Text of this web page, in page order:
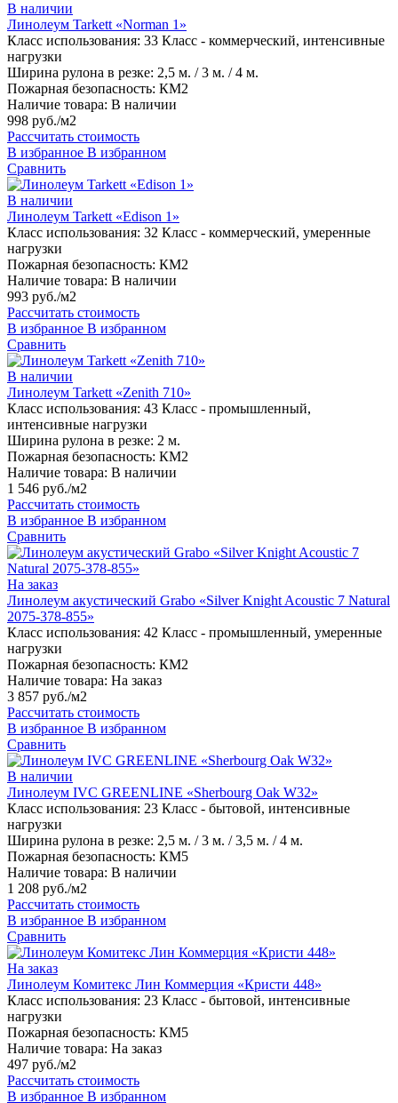
В наличии
Линолеум Tarkett «Norman 1»
Класс использования: 33 Класс - коммерческий, интенсивные
нагрузки
Ширина рулона в резке: 2,5 м. / 3 м. / 4 м.
Пожарная безопасность: КМ2
Наличие товара: В наличии
998 руб./м2
Рассчитать стоимость
В избранное В избранном
Сравнить
В наличии
Линолеум Tarkett «Edison 1»
Класс использования: 32 Класс - коммерческий, умеренные
нагрузки
Пожарная безопасность: КМ2
Наличие товара: В наличии
993 руб./м2
Рассчитать стоимость
В избранное В избранном
Сравнить
В наличии
Линолеум Tarkett «Zenith 710»
Класс использования: 43 Класс - промышленный,
интенсивные нагрузки
Ширина рулона в резке: 2 м.
Пожарная безопасность: КМ2
Наличие товара: В наличии
1 546 руб./м2
Рассчитать стоимость
В избранное В избранном
Сравнить
На заказ
Линолеум акустический Grabo «Silver Knight Acoustic 7 Natural
2075-378-855»
Класс использования: 42 Класс - промышленный, умеренные
нагрузки
Пожарная безопасность: КМ2
Наличие товара: На заказ
3 857 руб./м2
Рассчитать стоимость
В избранное В избранном
Сравнить
В наличии
Линолеум IVC GREENLINE «Sherbourg Oak W32»
Класс использования: 23 Класс - бытовой, интенсивные
нагрузки
Ширина рулона в резке: 2,5 м. / 3 м. / 3,5 м. / 4 м.
Пожарная безопасность: КМ5
Наличие товара: В наличии
1 208 руб./м2
Рассчитать стоимость
В избранное В избранном
Сравнить
На заказ
Линолеум Комитекс Лин Коммерция «Кристи 448»
Класс использования: 23 Класс - бытовой, интенсивные
нагрузки
Пожарная безопасность: КМ5
Наличие товара: На заказ
497 руб./м2
Рассчитать стоимость
В избранное В избранном